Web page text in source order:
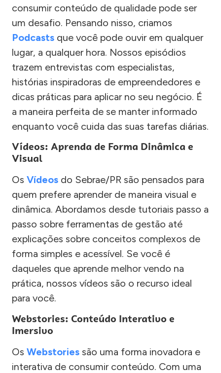
consumir conteúdo de qualidade pode ser
um desafio. Pensando nisso, criamos
Podcasts que você pode ouvir em qualquer
lugar, a qualquer hora. Nossos episódios
trazem entrevistas com especialistas,
histórias inspiradoras de empreendedores e
dicas práticas para aplicar no seu negócio. É
a maneira perfeita de se manter informado
enquanto você cuida das suas tarefas diárias.
Vídeos: Aprenda de Forma Dinâmica e
Visual
Os Vídeos do Sebrae/PR são pensados para
quem prefere aprender de maneira visual e
dinâmica. Abordamos desde tutoriais passo a
passo sobre ferramentas de gestão até
explicações sobre conceitos complexos de
forma simples e acessível. Se você é
daqueles que aprende melhor vendo na
prática, nossos vídeos são o recurso ideal
para você.
Webstories: Conteúdo Interativo e
Imersivo
Os Webstories são uma forma inovadora e
interativa de consumir conteúdo. Com uma